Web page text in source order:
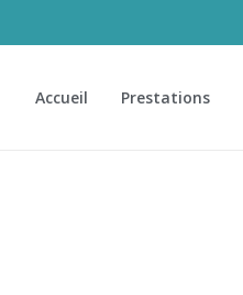
Accueil Prestations